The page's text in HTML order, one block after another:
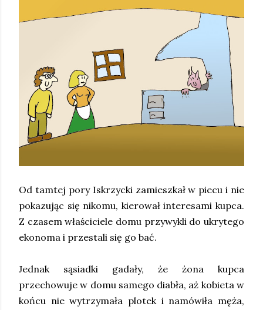
Od tamtej pory Iskrzycki zamieszkał w piecu i nie
pokazując się nikomu, kierował interesami kupca.
Z czasem właściciele domu przywykli do ukrytego
ekonoma i przestali się go bać.
Jednak sąsiadki gadały, że żona kupca
przechowuje w domu samego diabła, aż kobieta w
końcu nie wytrzymała plotek i namówiła męża,